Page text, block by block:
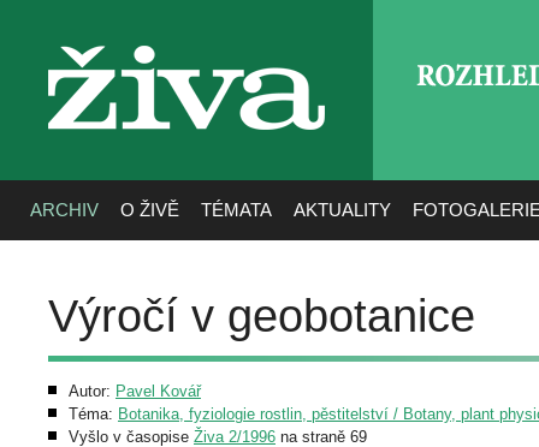
živa
ARCHIV O ŽIVĚ TÉMATA AKTUALITY
Výročí v geobotanice
Autor: Pavel Kovář
Téma: Botanika, fyziologie rostlin, pěstitelství / Botany, plant
Vyšlo v časopise Živa 2/1996 na straně 69